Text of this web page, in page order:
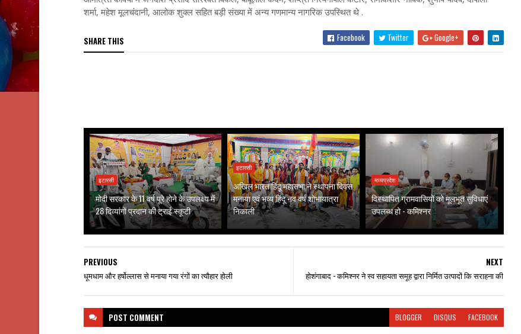
शर्मा, महेश मूलचंदानी, आलोक शुक्ल सहित बड़ी संख्या में अन्य गणमान्य नागरिक उपस्थित थे .
SHARE THIS Facebook Twitter Google+
इटारसी
मोदी सरकार के 11 वर्ष पूरे होने के उपलक्ष्य में
28 दिव्यांगों प्रदान की ट्राई स्कूटी
इटारसी
अखिल भारत हिंदू महासभा ने स्थापना दिवस
मनाया एवं भव्य हिंदू नव वर्ष शोभायात्रा
निकाली
मध्यप्रदेश
विस्थापित ग्रामवासियों को मूलभूत सुविधाएं
उपलब्ध हो - कमिश्नर
NEXT
होशंगाबाद - कमिश्नर ने स्व सहायता समूह द्वारा निर्मित उत्पादों कि सराहना की
PREVIOUS
धूमधाम और हर्षोल्लास से मनाया गया रंगों का त्यौहार होली
POST COMMENT BLOGGER DISQUS FACEBOOK